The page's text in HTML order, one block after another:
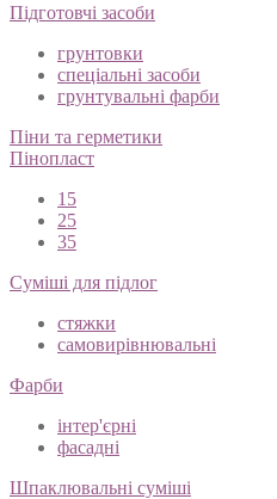
Підготовчі засоби
грунтовки
спеціальні засоби
грунтувальні фарби
Піни та герметики
Пінопласт
15
25
35
Суміші для підлог
стяжки
самовирівнювальні
Фарби
інтер'єрні
фасадні
Шпаклювальні суміші